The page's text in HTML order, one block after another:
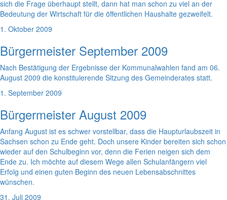
sich die Frage überhaupt stellt, dann hat man schon zu viel an der
Bedeutung der Wirtschaft für die öffentlichen Haushalte gezweifelt.
1. Oktober 2009
Bürgermeister September 2009
Nach Bestätigung der Ergebnisse der Kommunalwahlen fand am 06.
August 2009 die konstituierende Sitzung des Gemeinderates statt.
1. September 2009
Bürgermeister August 2009
Anfang August ist es schwer vorstellbar, dass die Haupturlaubszeit in
Sachsen schon zu Ende geht. Doch unsere Kinder bereiten sich schon
wieder auf den Schulbeginn vor, denn die Ferien neigen sich dem
Ende zu. Ich möchte auf diesem Wege allen Schulanfängern viel
Erfolg und einen guten Beginn des neuen Lebensabschnittes
wünschen.
31. Juli 2009